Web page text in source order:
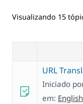
Visualizando 15
URL
Iniciado
em: